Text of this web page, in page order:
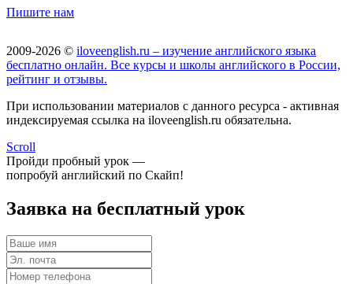
Пишите нам
2009-2026 © iloveenglish.ru – изучение английского языка
бесплатно онлайн. Все курсы и школы английского в России,
рейтинг и отзывы.
При использовании материалов с данного ресурса - активная
индексируемая ссылка на iloveenglish.ru обязательна.
Scroll
Пройди пробный урок —
попробуй английский по Скайп!
Заявка на бесплатный урок